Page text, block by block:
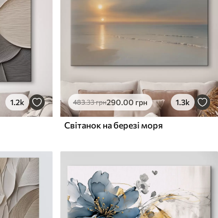
1.2k 483.33грн290.00 грн 1.3k
Світанок на березі моря